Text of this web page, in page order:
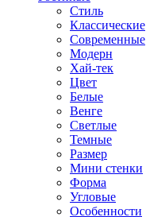
Стиль
Классические
Современные
Модерн
Хай-тек
Цвет
Белые
Венге
Светлые
Темные
Размер
Мини стенки
Форма
Угловые
Особенности